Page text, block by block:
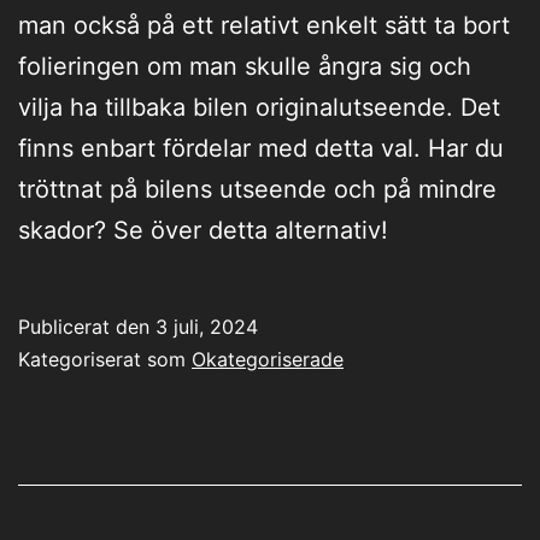
man också på ett relativt enkelt sätt ta bort
folieringen om man skulle ångra sig och
vilja ha tillbaka bilen originalutseende. Det
finns enbart fördelar med detta val. Har du
tröttnat på bilens utseende och på mindre
skador? Se över detta alternativ!
Publicerat den 3 juli, 2024
Kategoriserat som Okategoriserade